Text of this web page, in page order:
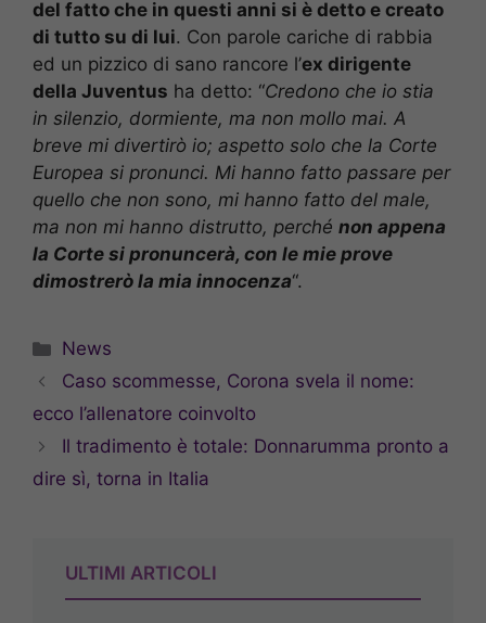
del fatto che in questi anni si è detto e creato
di tutto su di lui. Con parole cariche di rabbia
ed un pizzico di sano rancore l’ex dirigente
della Juventus ha detto: “Credono che io stia
in silenzio, dormiente, ma non mollo mai. A
breve mi divertirò io; aspetto solo che la Corte
Europea si pronunci. Mi hanno fatto passare per
quello che non sono, mi hanno fatto del male,
ma non mi hanno distrutto, perché non appena
la Corte si pronuncerà, con le mie prove
dimostrerò la mia innocenza“.
Categorie
News
Caso scommesse, Corona svela il nome:
ecco l’allenatore coinvolto
Il tradimento è totale: Donnarumma pronto a
dire sì, torna in Italia
ULTIMI ARTICOLI